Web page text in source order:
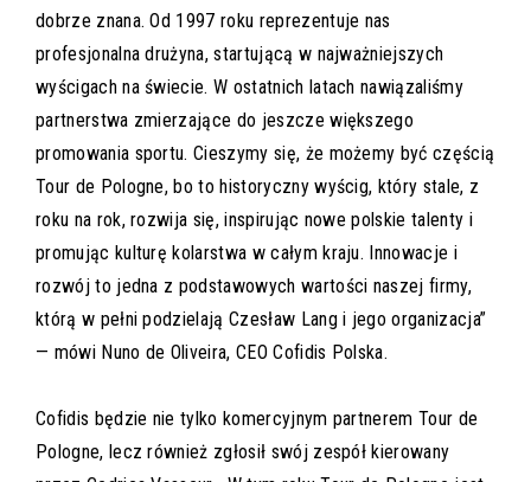
dobrze znana. Od 1997 roku reprezentuje nas
profesjonalna drużyna, startującą w najważniejszych
wyścigach na świecie. W ostatnich latach nawiązaliśmy
partnerstwa zmierzające do jeszcze większego
promowania sportu. Cieszymy się, że możemy być częścią
Tour de Pologne, bo to historyczny wyścig, który stale, z
roku na rok, rozwija się, inspirując nowe polskie talenty i
promując kulturę kolarstwa w całym kraju. Innowacje i
rozwój to jedna z podstawowych wartości naszej firmy,
którą w pełni podzielają Czesław Lang i jego organizacja”
— mówi Nuno de Oliveira, CEO Cofidis Polska.
Cofidis będzie nie tylko komercyjnym partnerem Tour de
Pologne, lecz również zgłosił swój zespół kierowany